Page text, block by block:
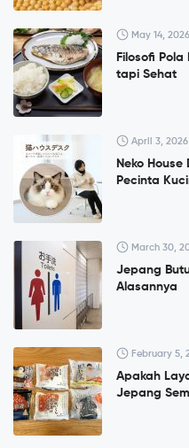
May 14, 2026
Filosofi
tapi Sehat
April 3, 2026
Neko
Pecinta
March 30,
Jepang
Alasannya
February 5,
Apakah
Jepang